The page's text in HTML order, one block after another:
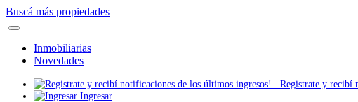
Buscá más propiedades
Inmobiliarias
Novedades
Registrate y recibí
Ingresar